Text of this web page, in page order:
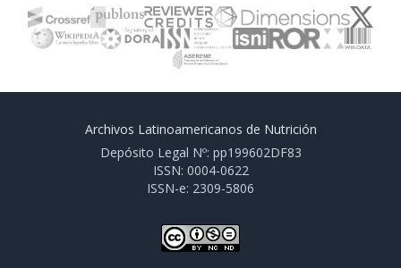
Archivos Latinoamericanos de Nutrición
Depósito Legal Nº: pp199602DF83
ISSN: 0004-0622
ISSN-e: 2309-5806